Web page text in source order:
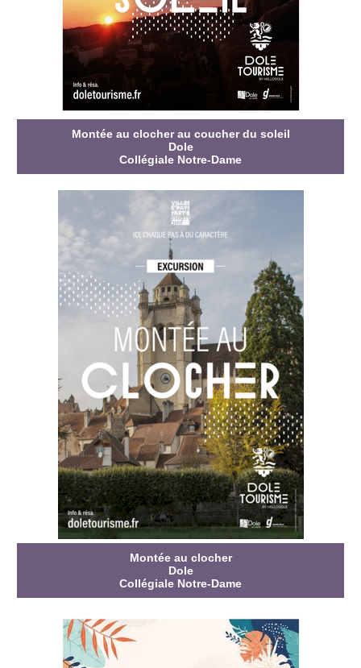
Montée au clocher au coucher du soleil
Dole
Collégiale Notre-Dame
Montée au clocher
Dole
Collégiale Notre-Dame